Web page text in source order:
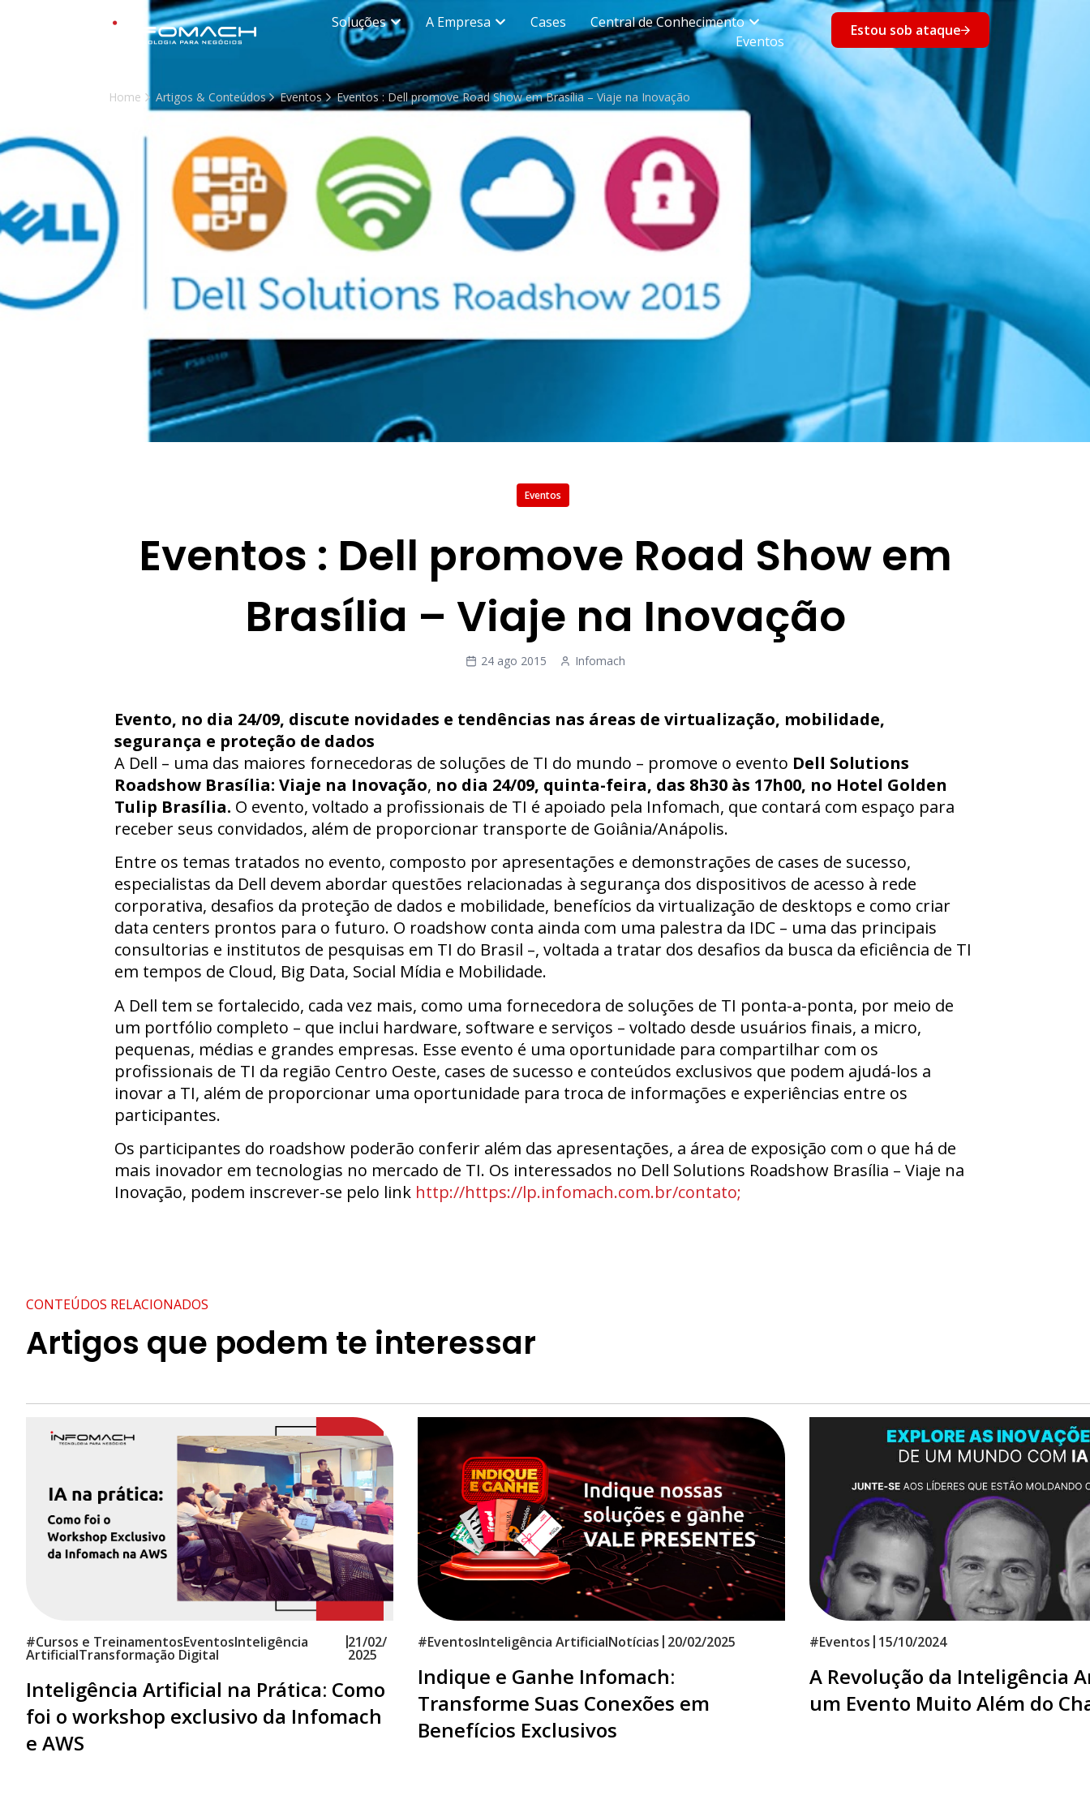
Soluções A Empresa Cases
Central de Conhecimento
Eventos
Estou sob ataque
Home Artigos & Conteúdos Eventos Eventos : Dell promove Road Show em Brasília – Viaje na Inovação
Eventos
Eventos : Dell promove Road Show em
Brasília – Viaje na Inovação
24 ago 2015 Infomach
Evento, no dia 24/09, discute novidades e tendências nas áreas de virtualização, mobilidade,
segurança e proteção de dados
A Dell – uma das maiores fornecedoras de soluções de TI do mundo – promove o evento Dell Solutions
Roadshow Brasília: Viaje na Inovação, no dia 24/09, quinta-feira, das 8h30 às 17h00, no Hotel Golden
Tulip Brasília. O evento, voltado a profissionais de TI é apoiado pela Infomach, que contará com espaço para
receber seus convidados, além de proporcionar transporte de Goiânia/Anápolis.
Entre os temas tratados no evento, composto por apresentações e demonstrações de cases de sucesso,
especialistas da Dell devem abordar questões relacionadas à segurança dos dispositivos de acesso à rede
corporativa, desafios da proteção de dados e mobilidade, benefícios da virtualização de desktops e como criar
data centers prontos para o futuro. O roadshow conta ainda com uma palestra da IDC – uma das principais
consultorias e institutos de pesquisas em TI do Brasil –, voltada a tratar dos desafios da busca da eficiência de TI
em tempos de Cloud, Big Data, Social Mídia e Mobilidade.
A Dell tem se fortalecido, cada vez mais, como uma fornecedora de soluções de TI ponta-a-ponta, por meio de
um portfólio completo – que inclui hardware, software e serviços – voltado desde usuários finais, a micro,
pequenas, médias e grandes empresas. Esse evento é uma oportunidade para compartilhar com os
profissionais de TI da região Centro Oeste, cases de sucesso e conteúdos exclusivos que podem ajudá-los a
inovar a TI, além de proporcionar uma oportunidade para troca de informações e experiências entre os
participantes.
Os participantes do roadshow poderão conferir além das apresentações, a área de exposição com o que há de
mais inovador em tecnologias no mercado de TI. Os interessados no Dell Solutions Roadshow Brasília – Viaje na
Inovação, podem inscrever-se pelo link http://https://lp.infomach.com.br/contato;
CONTEÚDOS RELACIONADOS
Artigos que podem te interessar
#Cursos e TreinamentosEventosInteligência
ArtificialTransformação Digital
|21/02/
2025
Inteligência Artificial na Prática: Como
foi o workshop exclusivo da Infomach
e AWS
#EventosInteligência ArtificialNotícias | 20/02/2025
Indique e Ganhe Infomach:
Transforme Suas Conexões em
Benefícios Exclusivos
#Eventos | 15/10/2024
A Revolução da Inteligência
um Evento Muito Além do